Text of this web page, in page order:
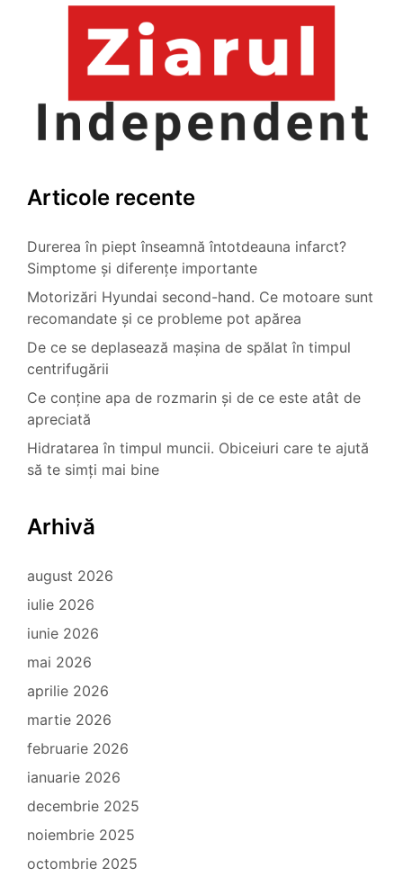
Articole recente
Durerea în piept înseamnă întotdeauna infarct?
Simptome și diferențe importante
Motorizări Hyundai second-hand. Ce motoare sunt
recomandate și ce probleme pot apărea
De ce se deplasează mașina de spălat în timpul
centrifugării
Ce conține apa de rozmarin și de ce este atât de
apreciată
Hidratarea în timpul muncii. Obiceiuri care te ajută
să te simți mai bine
Arhivă
august 2026
iulie 2026
iunie 2026
mai 2026
aprilie 2026
martie 2026
februarie 2026
ianuarie 2026
decembrie 2025
noiembrie 2025
octombrie 2025